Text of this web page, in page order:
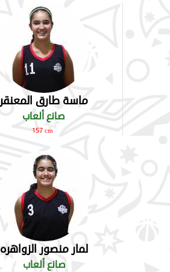
ماسة طارق المعنقر
صانع ألعاب
157 cm
لمار منصور الزواهره
صانع ألعاب